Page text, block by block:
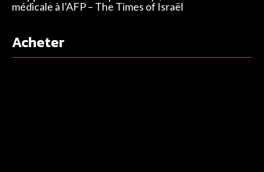
médicale à l’AFP – The Times of Israël
Acheter